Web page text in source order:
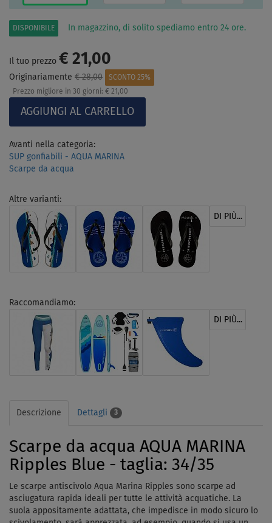
DISPONIBILE In magazzino, di solito spediamo entro 24 ore.
Il tuo prezzo € 21,00
Originariamente € 28,00
SCONTO 25%
Prezzo migliore in 30 giorni: € 21,00
Avanti nella categoria:
SUP gonfiabili - AQUA MARINA
Scarpe da acqua
Altre varianti:
DI PIÙ...
Raccomandiamo:
DI PIÙ...
Descrizione Dettagli 3
Scarpe da acqua AQUA MARINA
Ripples Blue - taglia: 34/35
Le scarpe antiscivolo Aqua Marina Ripples sono scarpe ad
asciugatura rapida ideali per tutte le attività acquatiche. La
suola appositamente adattata, che impedisce in modo sicuro lo